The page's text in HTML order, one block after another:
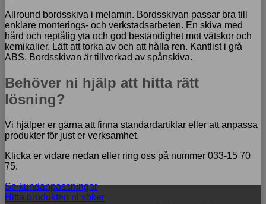
Allround bordsskiva i melamin. Bordsskivan passar bra till
enklare monterings- och verkstadsarbeten. En skiva med
hård och reptålig yta och god beständighet mot vätskor och
kemikalier. Lätt att torka av och att hålla ren. Kantlist i grå
ABS. Bordsskivan är tillverkad av spånskiva.
Behöver ni hjälp att hitta rätt
lösning?
Vi hjälper er gärna att finna standardartiklar eller att anpassa
produkter för just er verksamhet.
Klicka er vidare nedan eller ring oss på nummer 033-15 70
75.
Se kundanpassningar
Hitta produkten ni söker